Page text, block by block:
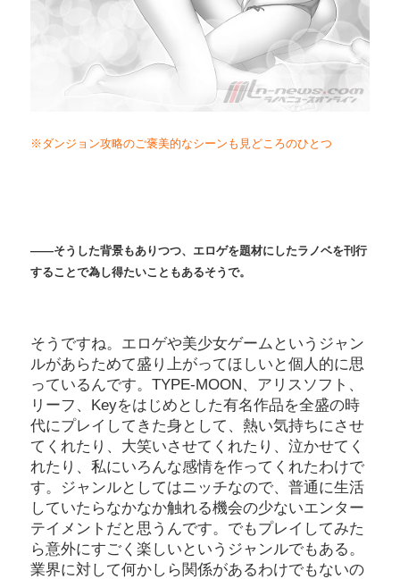
※ダンジョン攻略のご褒美的なシーンも見どころのひとつ
――そうした背景もありつつ、エロゲを題材にしたラノベを刊行
することで為し得たいこともあるそうで。
そうですね。エロゲや美少女ゲームというジャン
ルがあらためて盛り上がってほしいと個人的に思
っているんです。TYPE-MOON、アリスソフト、
リーフ、Keyをはじめとした有名作品を全盛の時
代にプレイしてきた身として、熱い気持ちにさせ
てくれたり、大笑いさせてくれたり、泣かせてく
れたり、私にいろんな感情を作ってくれたわけで
す。ジャンルとしてはニッチなので、普通に生活
していたらなかなか触れる機会の少ないエンター
テイメントだと思うんです。でもプレイしてみた
ら意外にすごく楽しいというジャンルでもある。
業界に対して何かしら関係があるわけでもないの